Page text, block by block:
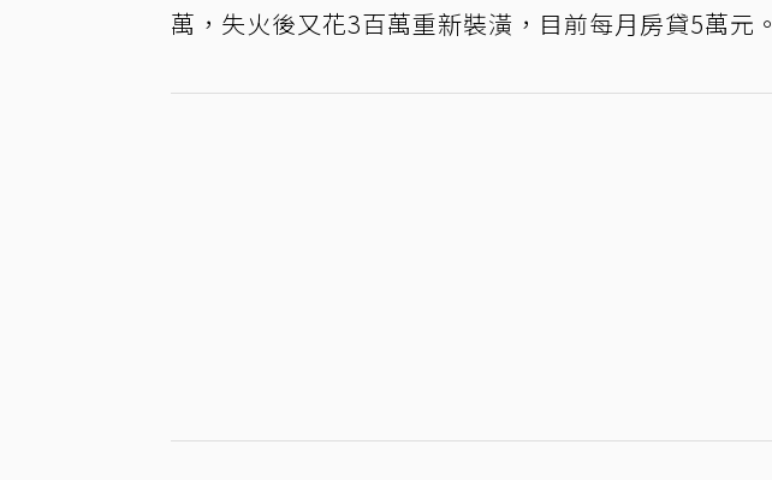
萬，失火後又花3百萬重新裝潢，目前每月房貸5萬元。